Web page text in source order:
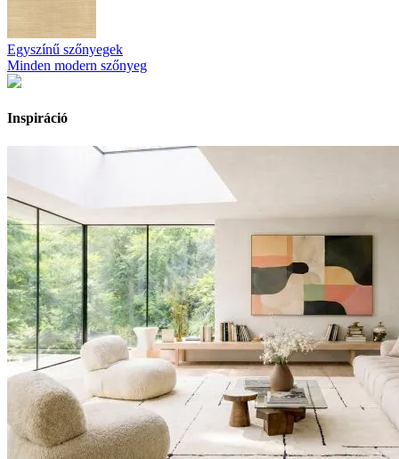
Egyszínű szőnyegek
Minden modern szőnyeg
Inspiráció